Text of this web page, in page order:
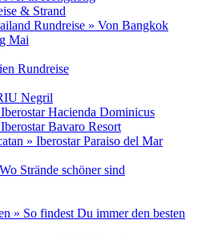
& Strand
Rundreise » Von Bangkok
Mai
Rundreise
Negril
Hacienda Dominicus
Bavaro Resort
» Iberostar Paraiso del Mar
Strände schöner sind
» So findest Du immer den besten